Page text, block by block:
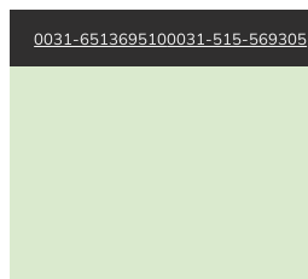
0031-6513695100031-515-569305